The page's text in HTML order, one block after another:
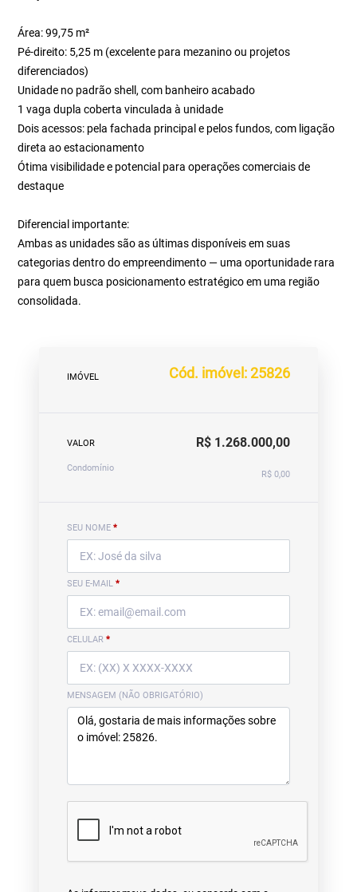
Área: 99,75 m²
Pé-direito: 5,25 m (excelente para mezanino ou projetos
diferenciados)
Unidade no padrão shell, com banheiro acabado
1 vaga dupla coberta vinculada à unidade
Dois acessos: pela fachada principal e pelos fundos, com ligação
direta ao estacionamento
Ótima visibilidade e potencial para operações comerciais de
destaque
Diferencial importante:
Ambas as unidades são as últimas disponíveis em suas
categorias dentro do empreendimento — uma oportunidade rara
para quem busca posicionamento estratégico em uma região
consolidada.
IMÓVEL Cód. imóvel: 25826
VALOR R$ 1.268.000,00
Condomínio
R$ 0,00
SEU NOME *
SEU E-MAIL *
CELULAR *
MENSAGEM (NÃO OBRIGATÓRIO)